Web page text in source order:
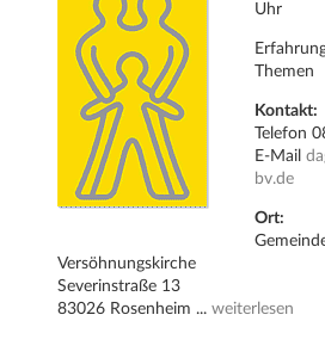
Uhr
Themen
Kontakt:
Telefon
E-Mail
bv.de
Ort:
Versöhnungskirche
Severinstraße 13
83026 Rosenheim ...weiterlesen